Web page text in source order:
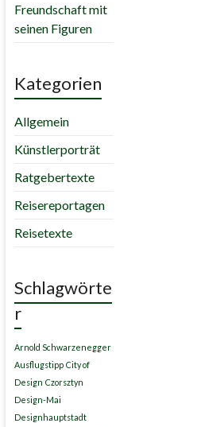
Freundschaft mit
seinen Figuren
Kategorien
Allgemein
Künstlerporträt
Ratgebertexte
Reisereportagen
Reisetexte
Schlagwörte
r
Arnold Schwarzenegger
Ausflugstipp City of
Design Czorsztyn
Design-Mai
Designhauptstadt